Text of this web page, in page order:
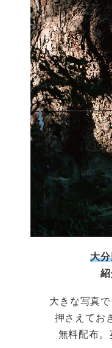
大
大きな写真
押さえてお
無料配布。